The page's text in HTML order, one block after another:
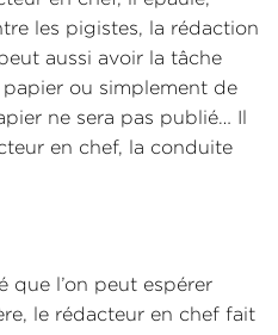
les pigistes, la rédaction
aussi avoir la tâche
ou simplement de
ne sera pas publié… Il
en chef, la conduite
que l’on peut espérer
le rédacteur en chef fait